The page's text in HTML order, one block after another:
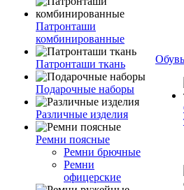
Патронташи
комбинированные
Патронташи ткань
Подарочные наборы
Различные изделия
Ремни поясные
Ремни брючные
Ремни
офицерские
Обувь